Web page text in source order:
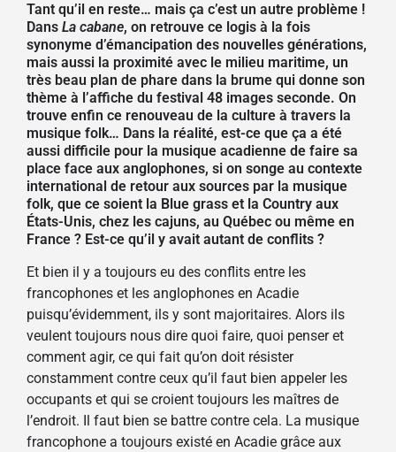
Tant qu’il en reste… mais ça c’est un autre problème !
Dans La cabane, on retrouve ce logis à la fois
synonyme d’émancipation des nouvelles générations,
mais aussi la proximité avec le milieu maritime, un
très beau plan de phare dans la brume qui donne son
thème à l’affiche du festival 48 images seconde. On
trouve enfin ce renouveau de la culture à travers la
musique folk… Dans la réalité, est-ce que ça a été
aussi difficile pour la musique acadienne de faire sa
place face aux anglophones, si on songe au contexte
international de retour aux sources par la musique
folk, que ce soient la Blue grass et la Country aux
États-Unis, chez les cajuns, au Québec ou même en
France ? Est-ce qu’il y avait autant de conflits ?
Et bien il y a toujours eu des conflits entre les
francophones et les anglophones en Acadie
puisqu’évidemment, ils y sont majoritaires. Alors ils
veulent toujours nous dire quoi faire, quoi penser et
comment agir, ce qui fait qu’on doit résister
constamment contre ceux qu’il faut bien appeler les
occupants et qui se croient toujours les maîtres de
l’endroit. Il faut bien se battre contre cela. La musique
francophone a toujours existé en Acadie grâce aux